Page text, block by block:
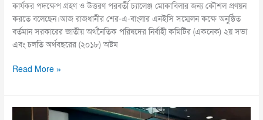
কার্যকর পদক্ষেপ গ্রহণ ও উত্তরণ পরবর্তী চ্যালেঞ্জ মোকাবিলার জন্য কৌশল প্রণয়ন
করতে বলেছেন।আজ রাজধানীর শের-এ-বাংলার এনইসি সম্মেলন কক্ষে অনুষ্ঠিত
বর্তমান সরকারের জাতীয় অর্থনৈতিক পরিষদের নির্বাহী কমিটির (একনেক) ২য় সভা
এবং চলতি অর্থবছরের (২০১৮) অষ্টম
Read More »